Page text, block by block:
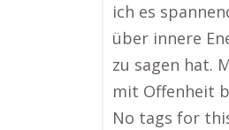
ich es
über innere
zu sagen hat.
mit Offenheit
No tags for